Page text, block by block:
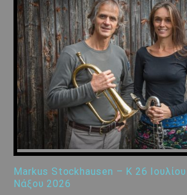
Markus Stockhausen – K 26
Νάξου 2026